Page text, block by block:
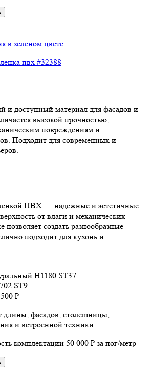
пвх #32388
доступный материал для фасадов и
высокой прочностью,
повреждениям и
Подходит для современных и
ПВХ — надежные и эстетичные.
от влаги и механических
создать разнообразные
подходит для кухонь и
₽
длины, фасадов, столешницы,
и встроенной техники
комплектации 50 000 ₽ за пог/метр